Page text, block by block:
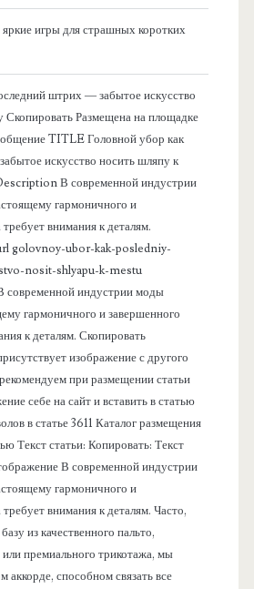
игры для страшных коротких
штрих — забытое искусство
Скопировать Размещена на площадке
TITLE Головной убор как
искусство носить шляпу к
В современной индустрии
гармоничного и
внимания к деталям.
golovnoy-ubor-kak-posledniy-
nosit-shlyapu-k-mestu
современной индустрии моды
гармоничного и завершенного
к деталям. Скопировать
изображение с другого
при размещении статьи
себе на сайт и вставить в статью
в статье 3611 Каталог размещения
Текст статьи: Копировать: Текст
В современной индустрии
гармоничного и
внимания к деталям. Часто,
из качественного пальто,
или премиального трикотажа, мы
аккорде, способном связать все